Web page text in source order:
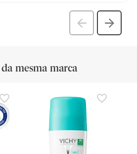
Anterior
mesma marca